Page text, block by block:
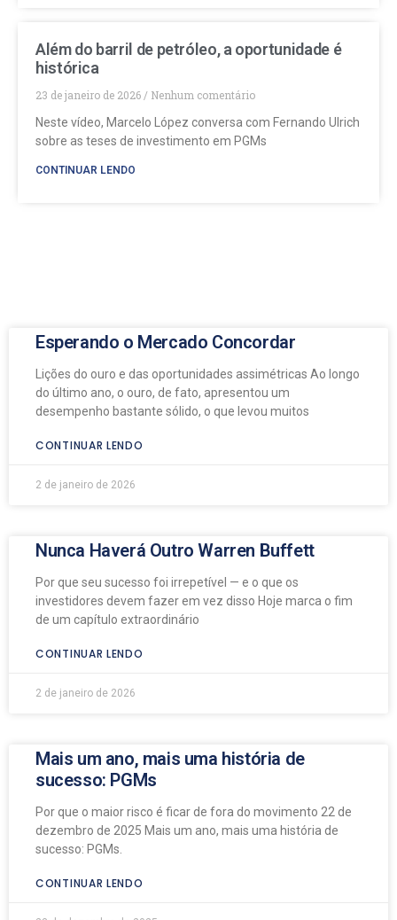
Além do barril de petróleo, a oportunidade é
histórica
23 de janeiro de 2026
Nenhum comentário
Neste vídeo, Marcelo López conversa com Fernando Ulrich
sobre as teses de investimento em PGMs
CONTINUAR LENDO
Esperando o Mercado Concordar
Lições do ouro e das oportunidades assimétricas Ao longo
do último ano, o ouro, de fato, apresentou um
desempenho bastante sólido, o que levou muitos
CONTINUAR LENDO
2 de janeiro de 2026
Nunca Haverá Outro Warren Buffett
Por que seu sucesso foi irrepetível — e o que os
investidores devem fazer em vez disso Hoje marca o fim
de um capítulo extraordinário
CONTINUAR LENDO
2 de janeiro de 2026
Mais um ano, mais uma história de
sucesso: PGMs
Por que o maior risco é ficar de fora do movimento 22 de
dezembro de 2025 Mais um ano, mais uma história de
sucesso: PGMs.
CONTINUAR LENDO